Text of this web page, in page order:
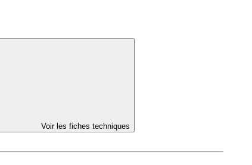
Voir les fiches techniques